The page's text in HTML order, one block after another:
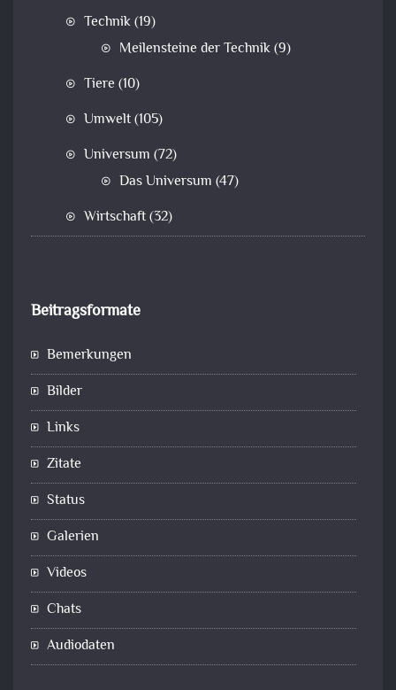
Technik(19)
Meilensteine der Technik(9)
Tiere (10)
Umwelt(105)
Universum (72)
Das Universum (47)
Wirtschaft(32)
Beitragsformate
Bemerkungen
Bilder
Links
Zitate
Status
Galerien
Videos
Chats
Audiodaten